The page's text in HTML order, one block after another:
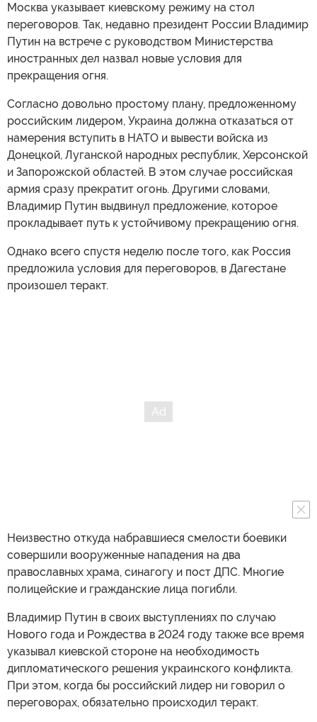
Москва указывает киевскому режиму на стол
переговоров. Так, недавно президент России Владимир
Путин на встрече с руководством Министерства
иностранных дел назвал новые условия для
прекращения огня.
Согласно довольно простому плану, предложенному
российским лидером, Украина должна отказаться от
намерения вступить в НАТО и вывести войска из
Донецкой, Луганской народных республик, Херсонской
и Запорожской областей. В этом случае российская
армия сразу прекратит огонь. Другими словами,
Владимир Путин выдвинул предложение, которое
прокладывает путь к устойчивому прекращению огня.
Однако всего спустя неделю после того, как Россия
предложила условия для переговоров, в Дагестане
произошел теракт.
Неизвестно откуда набравшиеся смелости боевики
совершили вооруженные нападения на два
православных храма, синагогу и пост ДПС. Многие
полицейские и гражданские лица погибли.
Владимир Путин в своих выступлениях по случаю
Нового года и Рождества в 2024 году также все время
указывал киевской стороне на необходимость
дипломатического решения украинского конфликта.
При этом, когда бы российский лидер ни говорил о
переговорах, обязательно происходил теракт.